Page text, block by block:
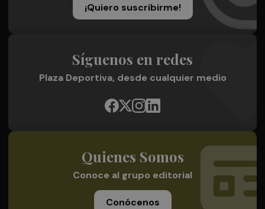
¡Quiero suscribirme!
Síguenos en redes
Plaza Deportiva, desde cualquier medio
Quienes Somos
Conoce al grupo editorial
Conócenos